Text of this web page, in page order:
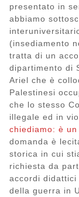
presentato in
abbiamo
(insediamento
tratta di un
dipartimento di
Ariel che è
Palestinesi
che lo stesso
illegale ed in
chiediamo: è
domanda è
storica in cui
richiesta da
accordi
della guerra in